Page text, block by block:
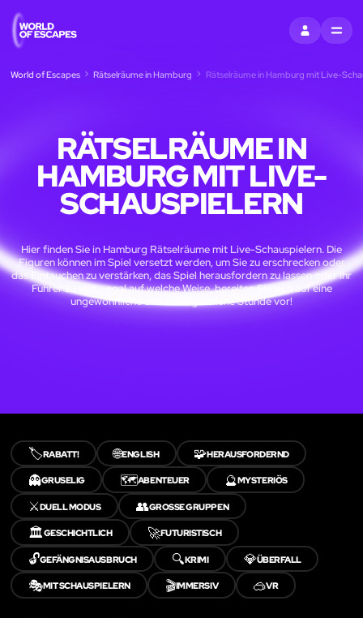
EINTRAGEN
MENU
World of Escapes Rätselräume in Hamburg Rätselräume in Hamburg mit Live-
RÄTSELRÄUME IN
HAMBURG MIT LIVE-
SCHAUSPIELERN
Hier finden Sie in Hamburg Rätselräume mit Live-Schauspielern. Die
Figuren können im Spiel versetzt werden, um Sie zu erschrecken oder
das Eintauchen zu verstärken, das Spiel herausfordern zu lassen oder Ihr
Führer zu sein - egal auf welche Weise, bereiten Sie sich auf eine
ungewöhnliche und unvergessliche Stunde vor!
🏷️RABATT! 🌐ENGLISH 🧩HERAUSFORDERND
👻GRUSELIG 🗺️ABENTEUER 🔮MYSTERIÖS
⚔️DUELL MODUS 👥GROSSE GRUPPEN
🏛️GESCHICHTLICH 🚀FUTURISTISCH
🔓GEFÄNGNISAUSBRUCH 🔍KRIMI 💎ÜBERFALL
🎭MIT SCHAUSPIELERN 🎬IMMERSIV 🥽VR